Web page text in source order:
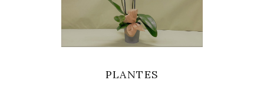
PLANTES